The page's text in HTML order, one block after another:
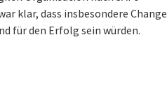
klar, dass insbesondere Change
für den Erfolg sein würden.